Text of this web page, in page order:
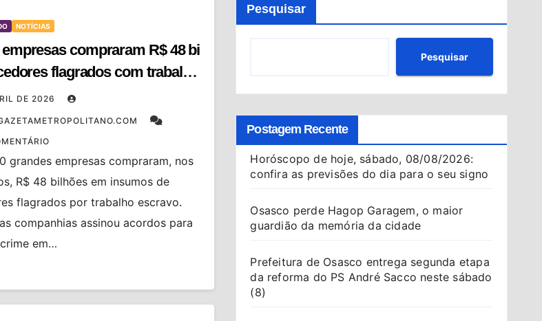
NOTÍCIAS
compraram R$ 48 bi
flagrados com trabalho
MPT
DE 2026
grandes empresas compraram, nos
R$ 48 bilhões em insumos de
flagrados por trabalho escravo.
companhias assinou acordos para
em…
Pesquisar
Pesquisar
Postagem Recente
Horóscopo de hoje, sábado, 08/08/2026:
confira as previsões do dia para o seu signo
Osasco perde Hagop Garagem, o maior
guardião da memória da cidade
Prefeitura de Osasco entrega segunda etapa
da reforma do PS André Sacco neste sábado
(8)